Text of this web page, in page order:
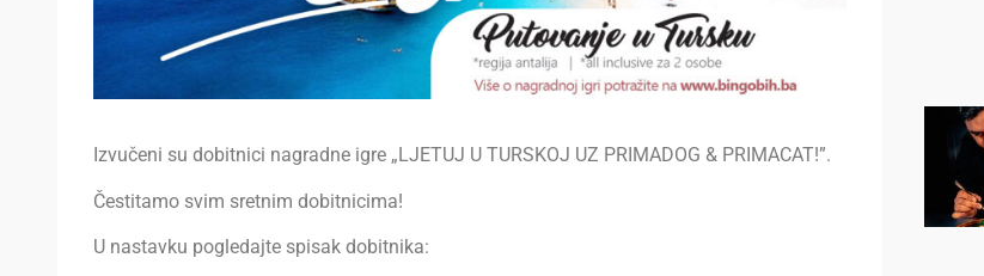
Izvučeni su dobitnici nagradne igre „LJETUJ U TURSKOJ UZ PRIMADOG & PRIMACAT!”.
Čestitamo svim sretnim dobitnicima!
U nastavku pogledajte spisak dobitnika: